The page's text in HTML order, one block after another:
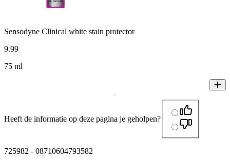
Sensodyne Clinical white stain protector
9.99
75 ml
Heeft de informatie op deze pagina je geholpen?
725982 - 08710604793582